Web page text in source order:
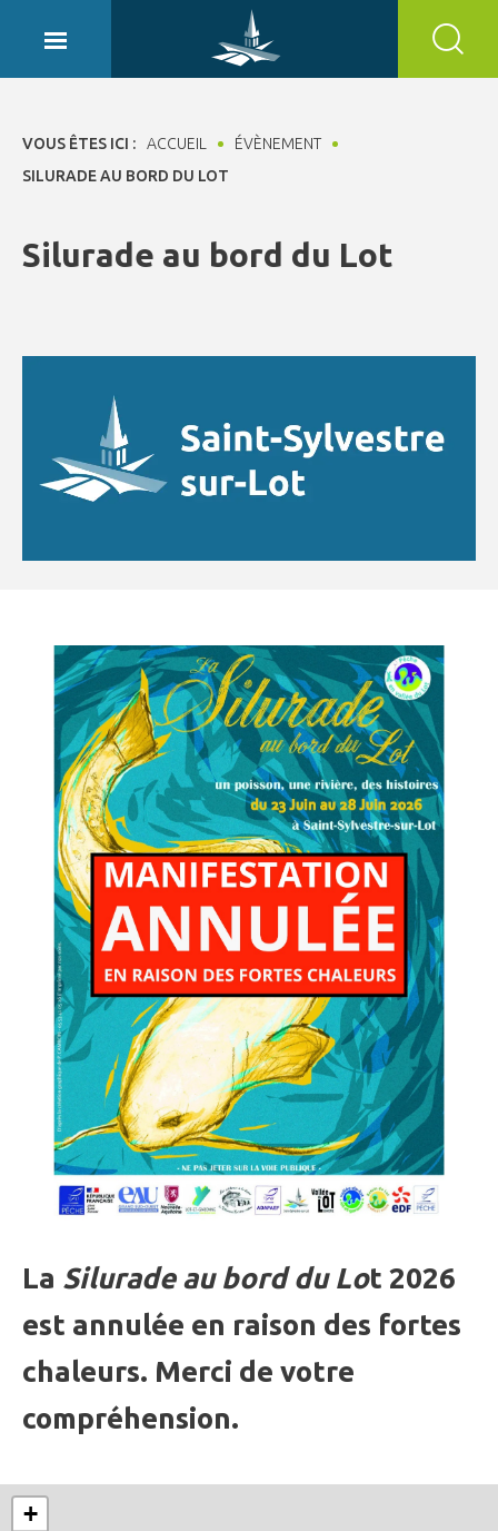
VOUS ÊTES ICI : ACCUEIL
ÉVÈNEMENT
SILURADE AU BORD DU LOT
Silurade au bord du Lot
La Silurade au bord du Lot 2026
est annulée en raison des fortes
chaleurs. Merci de votre
compréhension.
+
Panneau de gestion des cookies